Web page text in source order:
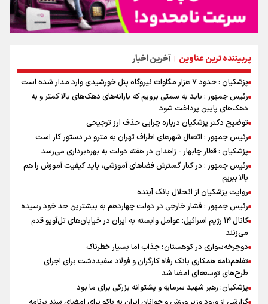
پربیننده ترین عناوین | آخرین اخبار
پزشکیان : حدود ۷ هزار مگاوات نیروگاه پنل خورشیدی وارد مدار شده است
رئیس جمهور : باید به سمتی برویم که یارانه‌های دهک‌های بالا کمتر و به
دهک‌های پایین پرداخت شود
توضیح دکتر پزشکیان درباره چرایی حذف ارز ترجیحی
رئیس جمهور : اتصال شهرهای اطراف تهران به مترو در دستور کار است
پزشکیان : قطار چابهار - زاهدان در هفته دولت به بهره‌برداری می‌رسد
رئیس جمهور : در کنار گسترش فضاهای آموزشی، باید کیفیت آموزش را هم
بالا ببریم
روایت پزشکیان از انحلال بانک آینده
رئیس جمهور : فشار خارجی در دولت چهاردهم به بیشترین حد خود رسیده
کانال ۱۴ رژیم اسرائیل: عوامل وابسته به ایران در خیابان‌های تل‌آویو قدم
می‌زنند
دوچرخه‌سواری در کوهستان؛ جذاب اما بسیار خطرناک
تفاهم‌نامه همکاری بانک رفاه کارگران و فولاد سفیددشت برای اجرای
طرح‌های توسعه‌ای امضا شد
پزشکیان: رهبر شهید سرمایه و پشتوانه بزرگی برای ما بود